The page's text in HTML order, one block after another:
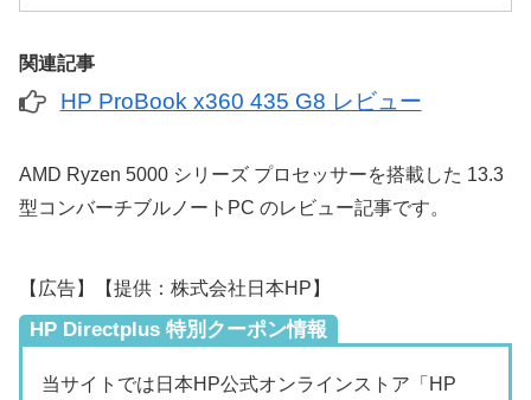
関連記事
HP ProBook x360 435 G8 レビュー
AMD Ryzen 5000 シリーズ プロセッサーを搭載した 13.3
型コンバーチブルノートPC のレビュー記事です。
【広告】【提供：株式会社日本HP】
HP Directplus 特別クーポン情報
当サイトでは日本HP公式オンラインストア「HP